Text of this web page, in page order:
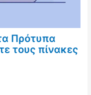
Πρότυπα
τους πίνακες